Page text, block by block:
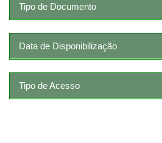
Tipo de Documento
Data de Disponibilização
Tipo de Acesso